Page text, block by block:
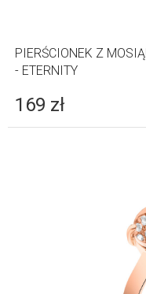
PIERŚCIONEK Z
- ETERNITY
169 zł